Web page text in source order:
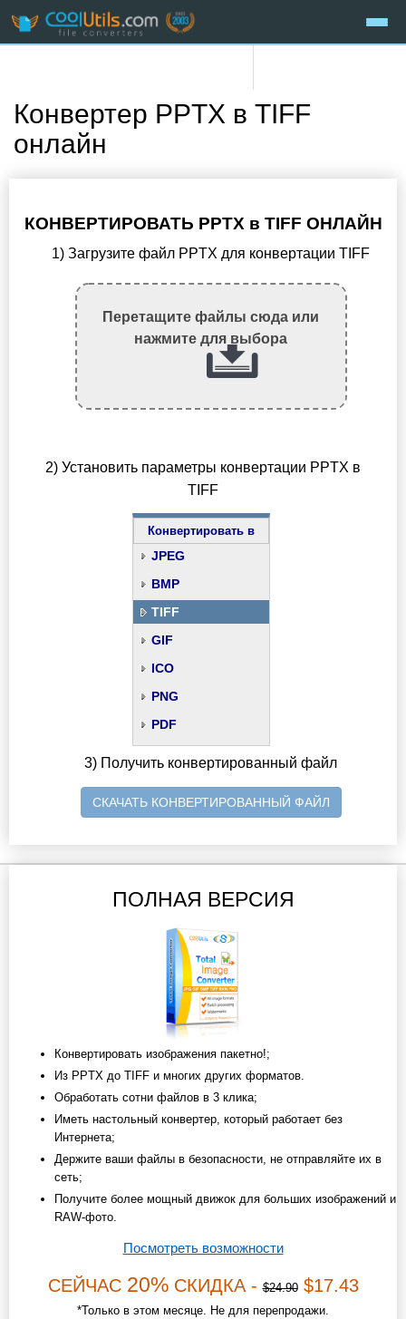
Конвертер PPTX в TIFF
онлайн
КОНВЕРТИРОВАТЬ PPTX в TIFF ОНЛАЙН
1) Загрузите файл PPTX для конвертации TIFF
Перетащите файлы сюда или
нажмите для выбора
2) Установить параметры конвертации PPTX в
TIFF
Конвертировать в
JPEG
BMP
TIFF
GIF
ICO
PNG
PDF
3) Получить конвертированный файл
СКАЧАТЬ КОНВЕРТИРОВАННЫЙ ФАЙЛ
ПОЛНАЯ ВЕРСИЯ
Конвертировать изображения пакетно!;
Из PPTX до TIFF и многих других форматов.
Обработать сотни файлов в 3 клика;
Иметь настольный конвертер, который работает без
Интернета;
Держите ваши файлы в безопасности, не отправляйте их в
сеть;
Получите более мощный движок для больших изображений и
RAW-фото.
Посмотреть возможности
СЕЙЧАС 20%СКИДКА -$24.90$17.43
*Только в этом месяце. Не для перепродажи.